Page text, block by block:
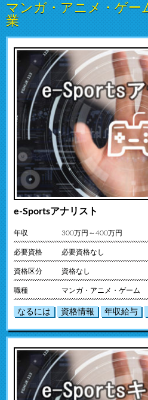
マンガ・アニメ・ゲー
業
e-Sportsアナリスト
年収 300万円～400万円
必要資格 必要資格なし
資格区分 資格なし
職種 マンガ・アニメ・ゲーム
なるには 資格情報 年収給与